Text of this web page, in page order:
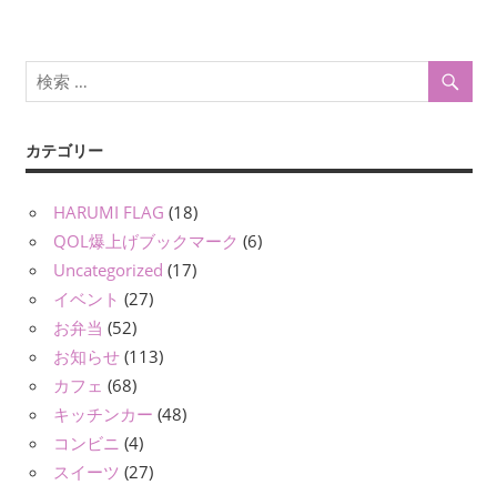
ン
カテゴリー
HARUMI FLAG (18)
QOL爆上げブックマーク (6)
Uncategorized (17)
イベント (27)
お弁当 (52)
お知らせ (113)
カフェ (68)
キッチンカー (48)
コンビニ (4)
スイーツ (27)